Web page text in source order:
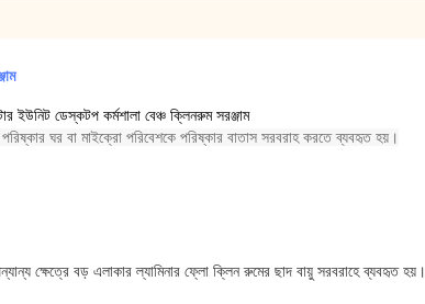
ইউনিট ডেস্কটপ কর্মশালা বেঞ্চ ক্লিনরুম সরঞ্জাম
পরিষ্কার ঘর বা মাইক্রো পরিবেশকে পরিষ্কার বাতাস সরবরাহ করতে ব্যবহৃত হয়।
ক্ষেত্রে বড় এলাকার ল্যামিনার ফ্লো ক্লিন রুমের ছাদ বায়ু সরবরাহে ব্যবহৃত হয়।